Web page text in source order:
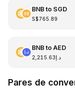
BNBto SGD
S$765.89
BNBto AED
د.إ2,215.63
Pares de